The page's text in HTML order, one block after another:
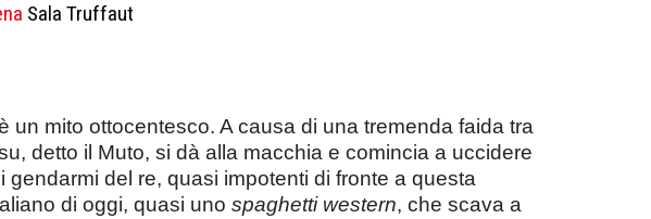
Sala Truffaut
mito ottocentesco. A causa di una tremenda faida tra
detto il Muto, si dà alla macchia e comincia a uccidere
del re, quasi impotenti di fronte a questa
di oggi, quasi uno spaghetti western, che scava a